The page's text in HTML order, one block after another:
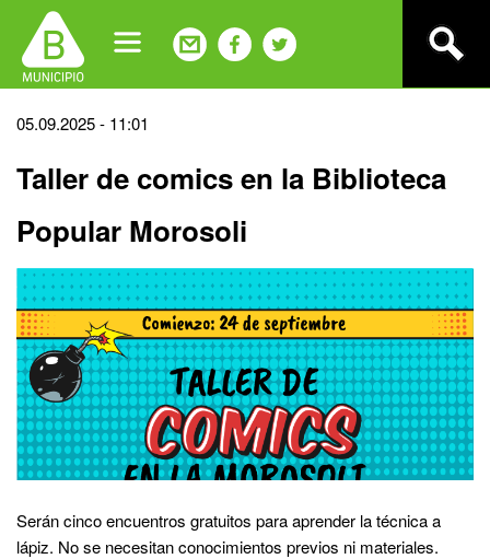
navigation
Back
top
05.09.2025 - 11:01
Taller de comics en la Biblioteca
Popular Morosoli
Serán cinco encuentros gratuitos para aprender la técnica a
lápiz. No se necesitan conocimientos previos ni materiales.